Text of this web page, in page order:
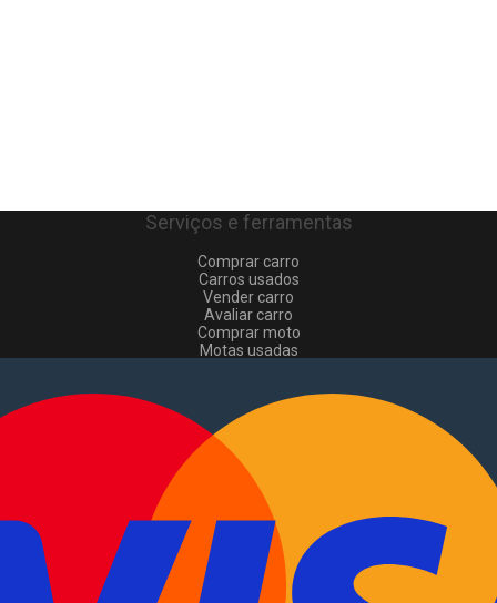
Serviços e ferramentas
Comprar carro
Carros usados
Vender carro
Avaliar carro
Comprar moto
Motas usadas
Comerciais usados
Vender comerciais
Informações
Como comprar e vender
Pacotes de anúncios
Verificar VIN e matrícula
Sitemap
EN
Sobre Nós